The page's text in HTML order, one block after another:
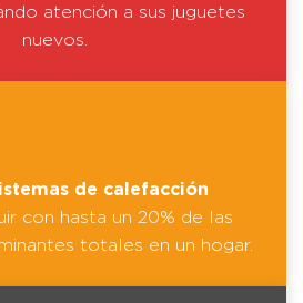
atención a sus juguetes
nuevos.
de calefacción
con hasta un 20% de las
totales en un hogar.